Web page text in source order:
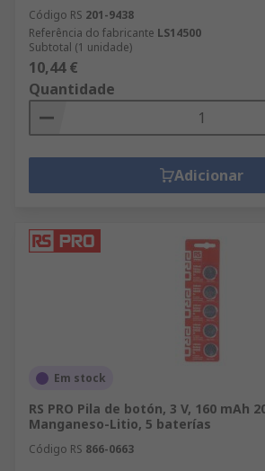
Código RS 201-9438
Referência do fabricante LS14500
Subtotal (1 unidade)
10,44 €
Quantidade
Adicionar
Em stock
RS PRO Pila de botón, 3 V, 160 mAh
Manganeso-Litio, 5 baterías
Código RS 866-0663